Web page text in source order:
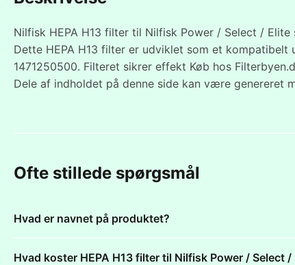
Nilfisk HEPA H13 filter til Nilfisk Power / Select /
Dette HEPA H13 filter er udviklet som et
1471250500. Filteret sikrer effekt Køb hos
Dele af indholdet på denne side kan være genereret
Ofte stillede spørgsmål
Hvad er navnet på produktet?
Hvad koster HEPA H13 filter til Nilfisk Power / Select